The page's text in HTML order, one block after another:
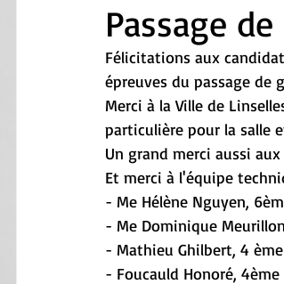
Passage
Félicitations aux
épreuves du passage de
Merci à la Ville de
particulière pour la salle
Un grand merci aussi
Et merci à l'équipe
- Me Hélène Nguyen,
- Me Dominique
- Mathieu Ghilbert, 4
- Foucauld Honoré, 4ème